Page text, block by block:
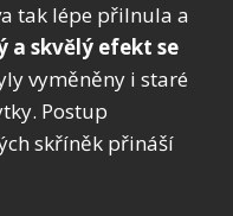
tak lépe přilnula a
a skvělý efekt se
vyměněny i staré
Postup
skříněk přináší